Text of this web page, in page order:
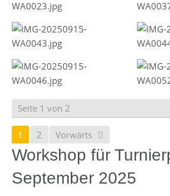
Seite 1 von 2
1 2 Vorwärts
Workshop für
September 2025